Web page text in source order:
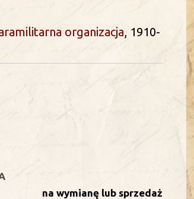
organizacja, 1910-
na wymianę lub sprzedaż